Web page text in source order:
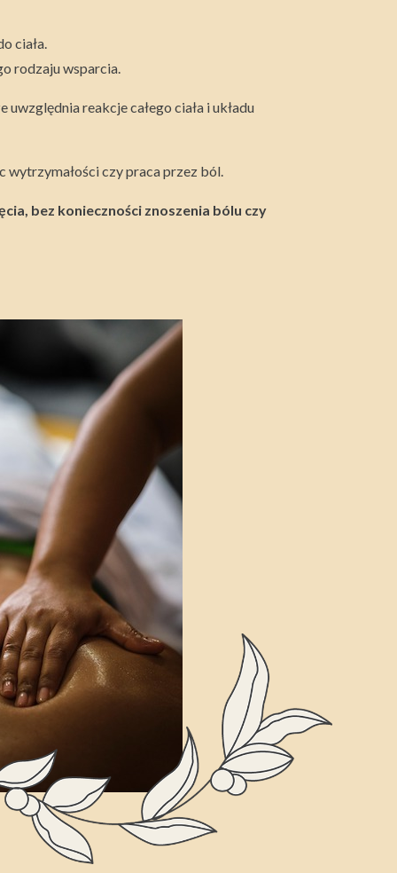
ciała.
rodzaju wsparcia.
reakcje całego ciała i układu
wytrzymałości czy praca przez ból.
bez konieczności znoszenia bólu czy